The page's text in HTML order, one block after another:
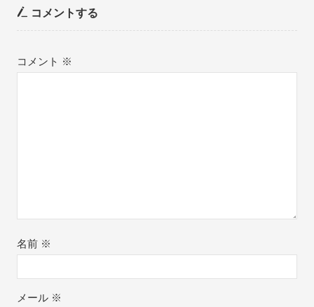
コメントする
コメント ※
名前 ※
メール ※